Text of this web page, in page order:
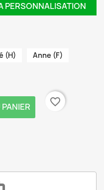
PERSONNALISATION
(H) Anne (F)
favorite_border